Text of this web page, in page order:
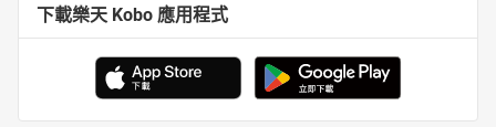
下載樂天 Kobo 應用程式